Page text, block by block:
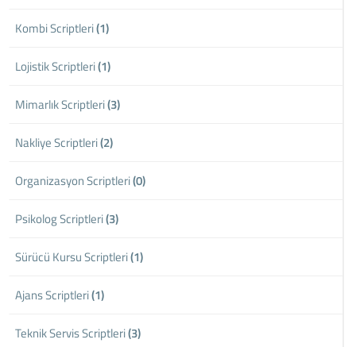
Kombi Scriptleri(1)
Lojistik Scriptleri(1)
Mimarlık Scriptleri(3)
Nakliye Scriptleri(2)
Organizasyon Scriptleri(0)
Psikolog Scriptleri(3)
Sürücü Kursu Scriptleri(1)
Ajans Scriptleri(1)
Teknik Servis Scriptleri(3)